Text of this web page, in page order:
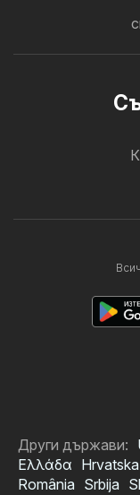
Други държави:
Ελλάδα Hrvatska
România Srbija